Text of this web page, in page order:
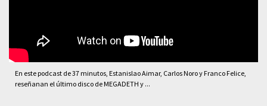
En este podcast de 37 minutos, Estanislao Aimar, Carlos Noro y Franco Felice,
reseñanan el último disco de MEGADETH y ...